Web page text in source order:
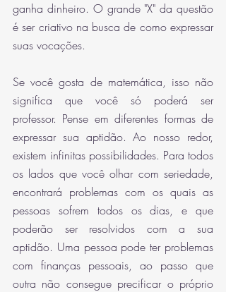
ganha dinheiro. O grande "X" da questão
é ser criativo na busca de como expressar
suas vocações.
Se você gosta de matemática, isso não
significa que você só poderá ser
professor. Pense em diferentes formas de
expressar sua aptidão. Ao nosso redor,
existem infinitas possibilidades. Para todos
os lados que você olhar com seriedade,
encontrará problemas com os quais as
pessoas sofrem todos os dias, e que
poderão ser resolvidos com a sua
aptidão. Uma pessoa pode ter problemas
com finanças pessoais, ao passo que
outra não consegue precificar o próprio